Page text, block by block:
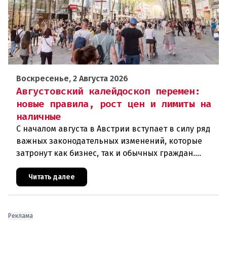
Воскресенье, 2 Августа 2026
Августовский калейдоскоп перемен:
новые правила, рост цен и лимиты на
наличные
С началом августа в Австрии вступает в силу ряд
важных законодательных изменений, которые
затронут как бизнес, так и обычных граждан.
Ключевые нововведения сконцентрированы в
строительном секторе и сф
Читать далее
Реклама